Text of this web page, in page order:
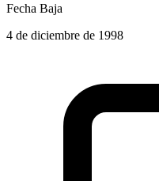
Fecha Baja
4 de diciembre de 1998